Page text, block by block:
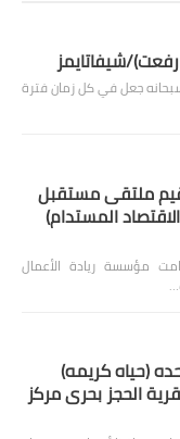
شيفاتايمز
جعل في كل زمان فترة
تقيم ملتقى مستقبل
المستدام)
محي على نهج رؤية مصر ٢٠٣٠ أقامت مؤسسة ريادة الأعمال
(حياه كريمه)
الحجز بحرى مركز